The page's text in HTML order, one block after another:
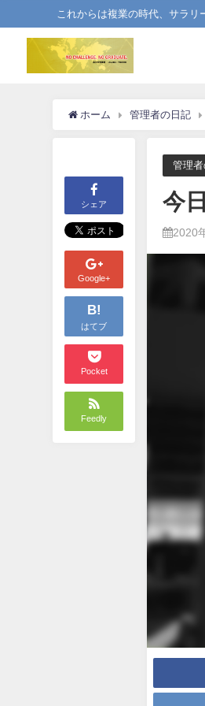
これからは複業の時代、サラ
ホーム 管理者の日記
シェア
Google+
B!
はてブ
Pocket
Feedly
管理
今
2020